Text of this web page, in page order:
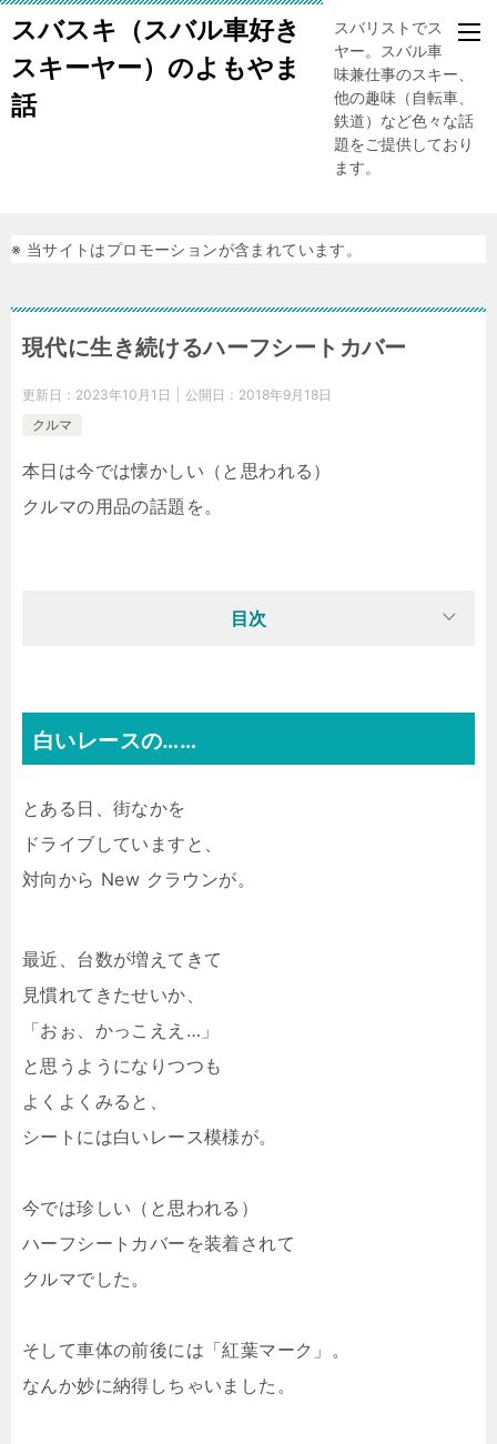
スバスキ（スバル車好き
スキーヤー）のよもやま
話
スバリストでスキー
ヤー。スバル車、趣
味兼仕事のスキー、
他の趣味（自転車、
鉄道）など色々な話
題をご提供しており
ます。
※ 当サイトはプロモーションが含まれています。
現代に生き続けるハーフシートカバー
更新日： 2023年10月1日 公開日： 2018年9月18日
クルマ
本日は今では懐かしい（と思われる）
クルマの用品の話題を。
目次
白いレースの……
とある日、街なかを
ドライブしていますと、
対向から New クラウンが。
最近、台数が増えてきて
見慣れてきたせいか、
「おぉ、かっこええ…」
と思うようになりつつも
よくよくみると、
シートには白いレース模様が。
今では珍しい（と思われる）
ハーフシートカバーを装着されて
クルマでした。
そして車体の前後には「紅葉マーク」。
なんか妙に納得しちゃいました。